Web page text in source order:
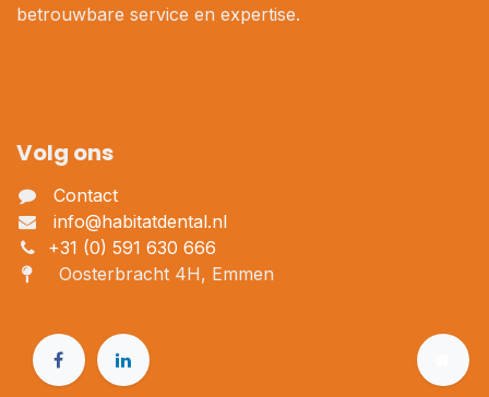
betrouwbare service en expertise.
Volg ons
Contact
info@habitatdental.nl
+31 (0) 591 630 666
Oosterbracht 4H, Emmen